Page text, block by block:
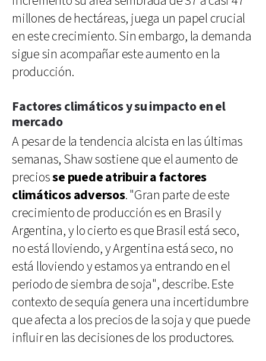
millones de hectáreas, juega un papel crucial
en este crecimiento. Sin embargo, la demanda
sigue sin acompañar este aumento en la
producción.
Factores climáticos y su impacto en el
mercado
A pesar de la tendencia alcista en las últimas
semanas, Shaw sostiene que el aumento de
preciosse puede atribuir a factores
climáticos adversos. "Gran parte de este
crecimiento de producción es en Brasil y
Argentina, y lo cierto es que Brasil está seco,
no está lloviendo, y Argentina está seco, no
está lloviendo y estamos ya entrando en el
periodo de siembra de soja", describe. Este
contexto de sequía genera una incertidumbre
que afecta a los precios de la soja y que puede
influir en las decisiones de los productores.